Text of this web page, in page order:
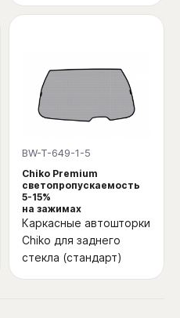
BW-T-649-1-5
Chiko Premium
светопропускаемость
5-15%
на зажимах
Каркасные автошторки
Chiko для заднего
стекла (стандарт)